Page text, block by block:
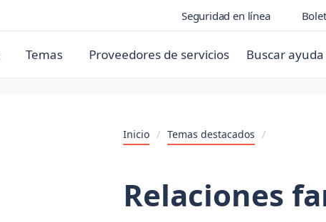
Seguridad en línea
Temas Proveedores de servicios Buscar ayuda
Inicio / Temas destacados /
Relaciones